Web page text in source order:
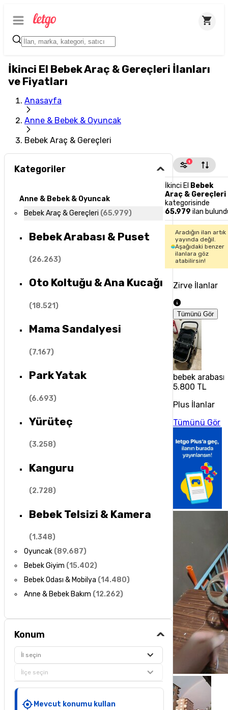
İkinci El Bebek Araç & Gereçleri İlanları
ve Fiyatları
Anasayfa
Anne & Bebek & Oyuncak
Bebek Araç & Gereçleri
Kategoriler
Anne & Bebek & Oyuncak
Bebek Araç & Gereçleri (65.979)
Bebek Arabası & Puset
(26.263)
Oto Koltuğu & Ana Kucağı
(18.521)
Mama Sandalyesi
(7.167)
Park Yatak
(6.693)
Yürüteç
(3.258)
Kanguru
(2.728)
Bebek Telsizi & Kamera
(1.348)
Oyuncak (89.687)
Bebek Giyim (15.402)
Bebek Odası & Mobilya (14.480)
Anne & Bebek Bakım (12.262)
Konum
İl seçin
İlçe seçin
Mevcut konumu kullan
1
İkinci El Bebek
Araç & Gereçleri
kategorisinde
65.979 ilan
Aradığın ilan artık
yayında değil.
Aşağıdaki benzer
ilanlara göz
atabilirsin!
Zirve İlanlar
Tümünü Gör
bebek
5.800 TL
Plus İlanlar
Tümünü Gör